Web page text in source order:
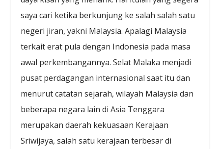
saya cari ketika berkunjung ke salah salah satu
negeri jiran, yakni Malaysia. Apalagi Malaysia
terkait erat pula dengan Indonesia pada masa
awal perkembangannya. Selat Malaka menjadi
pusat perdagangan internasional saat itu dan
menurut catatan sejarah, wilayah Malaysia dan
beberapa negara lain di Asia Tenggara
merupakan daerah kekuasaan Kerajaan
Sriwijaya, salah satu kerajaan terbesar di